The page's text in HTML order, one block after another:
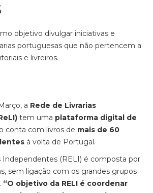
objetivo divulgar iniciativas e
portuguesas que não pertencem a
e livreiros.
a Rede de Livrarias
tem uma plataforma digital de
conta com livros de mais de 60
à volta de Portugal.
Independentes (RELI) é composta por
sem ligação com os grandes grupos
“O objetivo da RELI é coordenar